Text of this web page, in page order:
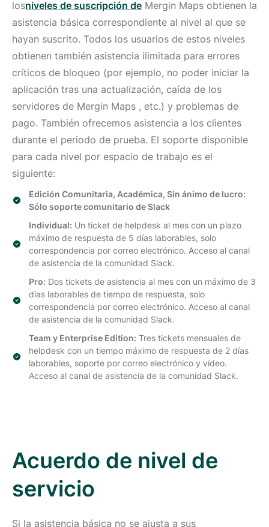
losniveles de suscripción de Mergin Maps obtienen la
asistencia básica correspondiente al nivel al que se
hayan suscrito. Todos los usuarios de estos niveles
obtienen también asistencia ilimitada para errores
críticos de bloqueo (por ejemplo, no poder iniciar la
aplicación tras una actualización, caída de los
servidores de Mergin Maps , etc.) y problemas de
pago. También ofrecemos asistencia a los clientes
durante el periodo de prueba. El soporte disponible
para cada nivel por espacio de trabajo es el
siguiente:
Edición Comunitaria, Académica, Sin ánimo de lucro:
Sólo soporte comunitario de Slack
Individual: Un ticket de helpdesk al mes con un plazo
máximo de respuesta de 5 días laborables, solo
correspondencia por correo electrónico. Acceso al canal
de asistencia de la comunidad Slack.
Pro: Dos tickets de asistencia al mes con un máximo de 3
días laborables de tiempo de respuesta, solo
correspondencia por correo electrónico. Acceso al canal
de asistencia de la comunidad Slack.
Team y Enterprise Edition: Tres tickets mensuales de
helpdesk con un tiempo máximo de respuesta de 2 días
laborables, soporte por correo electrónico y vídeo.
Acceso al canal de asistencia de la comunidad Slack.
Acuerdo de nivel de
servicio
Si la asistencia básica no se ajusta a sus